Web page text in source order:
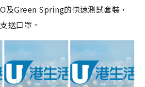
及Green Spring的快速測試套裝，
送口罩。